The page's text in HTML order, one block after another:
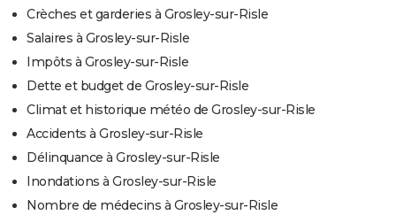
Crèches et garderies à Grosley-sur-Risle
Salaires à Grosley-sur-Risle
Impôts à Grosley-sur-Risle
Dette et budget de Grosley-sur-Risle
Climat et historique météo de Grosley-sur-Risle
Accidents à Grosley-sur-Risle
Délinquance à Grosley-sur-Risle
Inondations à Grosley-sur-Risle
Nombre de médecins à Grosley-sur-Risle